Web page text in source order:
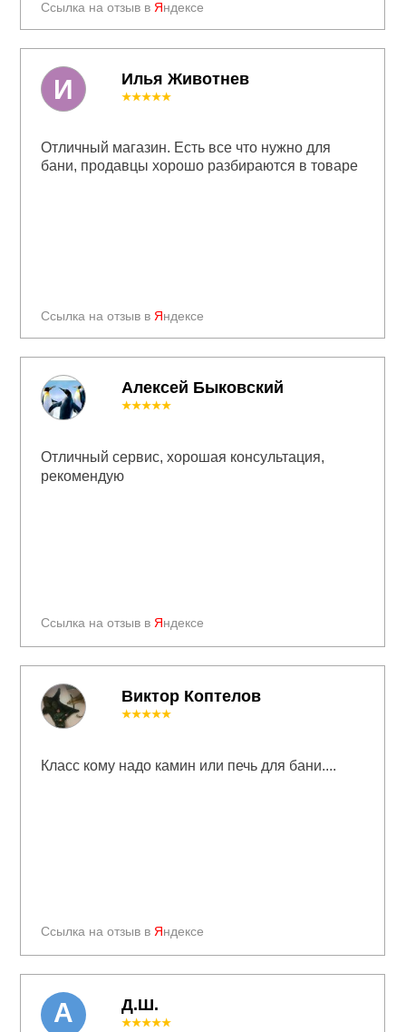
Ссылка на отзыв в Яндексе
Илья Животнев
Ссылка на отзыв в Яндексе
★★★★★
Отличный магазин. Есть все что нужно для
бани, продавцы хорошо разбираются в товаре
И
Алексей Быковский
Ссылка на отзыв в Яндексе
★★★★★
Отличный сервис, хорошая консультация,
рекомендую
Ссылка на отзыв в Яндексе
★★★★★
Класс кому надо камин или печь для бани....
Д.Ш.
★★★★★
А
Виктор Коптелов